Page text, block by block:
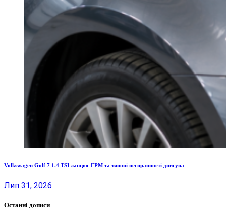
Volkswagen Golf 7 1.4 TSI ланцюг ГРМ та типові несправності двигуна
Лип 31, 2026
Останні дописи